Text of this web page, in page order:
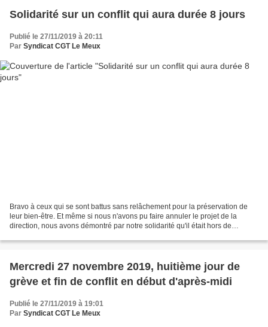
Solidarité sur un conflit qui aura durée 8 jours
Publié le 27/11/2019 à 20:11
Par Syndicat CGT Le Meux
Bravo à ceux qui se sont battus sans relâchement pour la préservation de
leur bien-être. Et même si nous n'avons pu faire annuler le projet de la
direction, nous avons démontré par notre solidarité qu'il était hors de
Mercredi 27 novembre 2019, huitième jour de
grève et fin de conflit en début d'après-midi
Publié le 27/11/2019 à 19:01
Par Syndicat CGT Le Meux